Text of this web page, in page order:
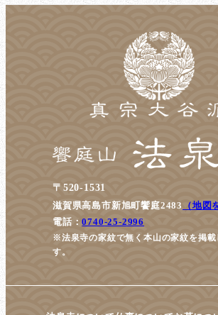
〒520-1531
滋賀県高島市新旭町饗庭2483
（地図
電話：0740-25-2996
※法泉寺の家紋で無く本山の家紋を掲載
す。